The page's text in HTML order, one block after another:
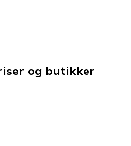
og butikker